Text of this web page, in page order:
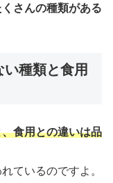
さんの種類がある
種類と食用
食用との違いは品
ているのですよ。